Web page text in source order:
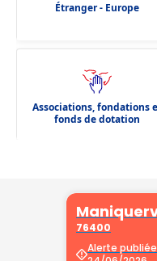
Étranger - Europe
Associations, fondations
fonds de dotation